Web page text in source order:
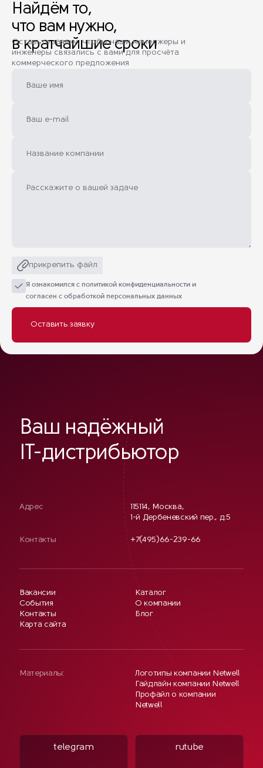
Найдём то,
что вам нужно,
в кратчайшие сроки
Оставьте заявку, чтобы наши менеджеры и
инженеры связались с вами для просчёта
коммерческого предложения
прикрепить файл
Я ознакомился с политикой конфиденциальности и
согласен с обработкой персональных данных
Ваш надёжный
IT-дистрибьютор
Адрес
115114, Москва,
1-й Дербеневский пер., д.5
Контакты +7(495)66-239-66
Вакансии
События
Контакты
Карта сайта
Каталог
О компании
Блог
Материалы:
Логотипы компании Netwell
Гайдлайн компании Netwell
Профайл о компании
Netwell
telegram rutube